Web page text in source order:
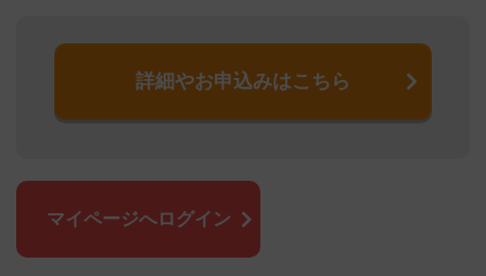
詳細やお申込みはこちら
マイページへログイン